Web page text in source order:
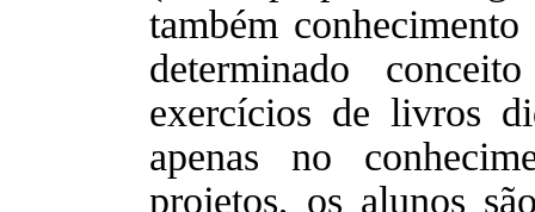
também
determinado
exercícios de livros
apenas no
projetos, os alunos